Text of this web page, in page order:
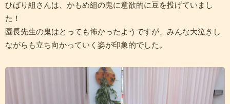
ひばり組さんは、かもめ組の鬼に意欲的に豆を投げていまし
た！
園長先生の鬼はとっても怖かったようですが、みんな大泣きし
ながらも立ち向かっていく姿が印象的でした。